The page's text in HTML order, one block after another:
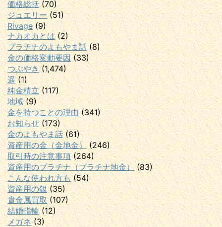
価格総括(70)
ジュエリー (51)
Rivage (9)
ナカオカとは(2)
プラチナのよもやま話 (8)
金の価格変動要因 (33)
つぶやき (1,474)
遥(1)
純金積立 (117)
地域 (9)
金を持つことの理由 (341)
お知らせ (173)
金のよもやま話 (61)
資産用の金（金地金）
(246)
取引時の注意事項 (264)
資産用のプラチナ（プラチナ地金）
(83)
こんな使われ方も (54)
資産用の銀 (35)
貴金属買取(107)
結婚指輪(12)
メガネ (3)